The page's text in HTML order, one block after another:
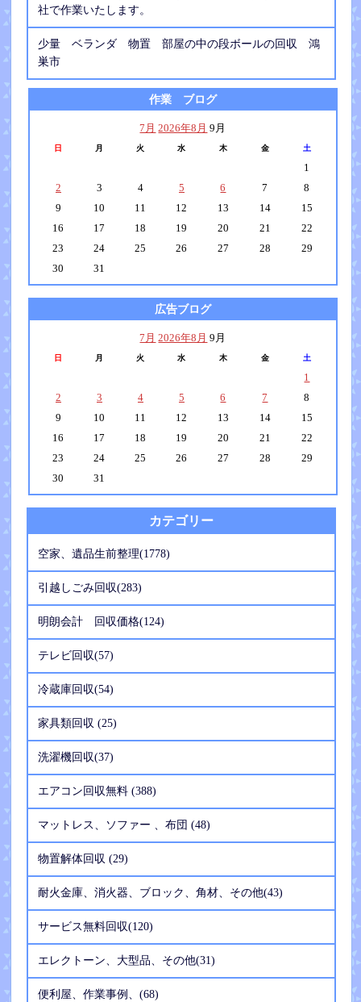
社で作業いたします。
少量 ベランダ 物置 部屋の中の段ボールの回収 鴻
巣市
作業 ブログ
7月 2026年8月 9月
日 月 火 水 木 金 土
1
2
3 4 5 6 7
8
9
10 11 12 13 14
15
16
17 18 19 20 21
22
23
24 25 26 27 28
29
30
31
広告ブログ
7月 2026年8月 9月
日 月 火 水 木 金 土
1
2
3 4 5 6 7
8
9
10 11 12 13 14
15
16
17 18 19 20 21
22
23
24 25 26 27 28
29
30
31
カテゴリー
空家、遺品生前整理(1778)
引越しごみ回収(283)
明朗会計 回収価格(124)
テレビ回収(57)
冷蔵庫回収(54)
家具類回収 (25)
洗濯機回収(37)
エアコン回収無料 (388)
マットレス、ソファー 、布団 (48)
物置解体回収 (29)
耐火金庫、消火器、ブロック、角材、その他(43)
サービス無料回収(120)
エレクトーン、大型品、その他(31)
便利屋、作業事例、(68)